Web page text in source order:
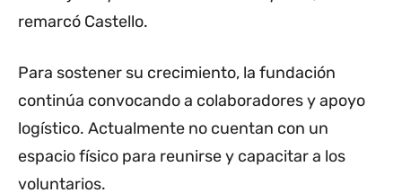
remarcó Castello.
Para sostener su crecimiento, la fundación
continúa convocando a colaboradores y apoyo
logístico. Actualmente no cuentan con un
espacio físico para reunirse y capacitar a los
voluntarios.